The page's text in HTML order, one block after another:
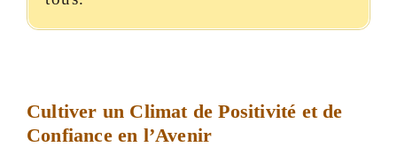
Cultiver un Climat de Positivité et de
Confiance en l’Avenir